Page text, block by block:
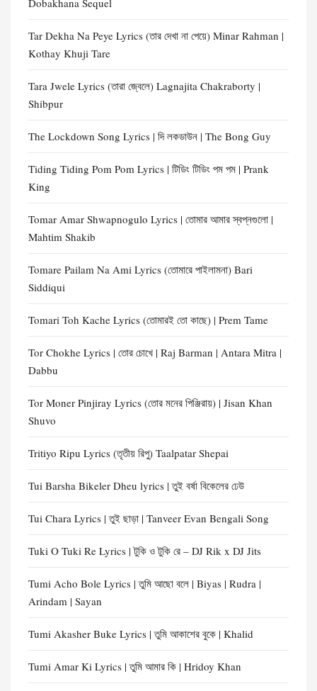
Dobakhana Sequel
Tar Dekha Na Peye Lyrics (তার দেখা না পেয়ে) Minar Rahman |
Kothay Khuji Tare
Tara Jwele Lyrics (তারা জ্বেলে) Lagnajita Chakraborty |
Shibpur
The Lockdown Song Lyrics | দি লকডাউন | The Bong Guy
Tiding Tiding Pom Pom Lyrics | টিডিং টিডিং পম পম | Prank
King
Tomar Amar Shwapnogulo Lyrics | তোমার আমার স্বপ্নগুলো |
Mahtim Shakib
Tomare Pailam Na Ami Lyrics (তোমারে পাইলামনা) Bari
Siddiqui
Tomari Toh Kache Lyrics (তোমারই তো কাছে) | Prem Tame
Tor Chokhe Lyrics | তোর চোখে | Raj Barman | Antara Mitra |
Dabbu
Tor Moner Pinjiray Lyrics (তোর মনের পিঞ্জিরায়) | Jisan Khan
Shuvo
Tritiyo Ripu Lyrics (তৃতীয় রিপু) Taalpatar Shepai
Tui Barsha Bikeler Dheu lyrics | তুই বর্ষা বিকেলের ঢেউ
Tui Chara Lyrics | তুই ছাড়া | Tanveer Evan Bengali Song
Tuki O Tuki Re Lyrics | টুকি ও টুকি রে – DJ Rik x DJ Jits
Tumi Acho Bole Lyrics | তুমি আছো বলে | Biyas | Rudra |
Arindam | Sayan
Tumi Akasher Buke Lyrics | তুমি আকাশের বুকে | Khalid
Tumi Amar Ki Lyrics | তুমি আমার কি | Hridoy Khan